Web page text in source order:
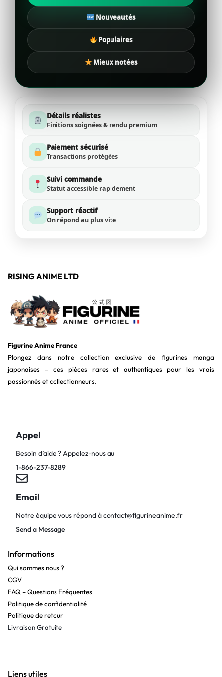
Nouveautés
Populaires
Mieux notées
Détails réalistes
Finitions soignées & rendu premium
Paiement sécurisé
Transactions protégées
Suivi commande
Statut accessible rapidement
Support réactif
On répond au plus vite
RISING ANIME LTD
Figurine Anime France
Plongez dans notre collection exclusive de figurines manga
japonaises – des pièces rares et authentiques pour les vrais
passionnés et collectionneurs.
Appel
Besoin d’aide ? Appelez-nous au
1-866-237-8289
Email
Notre équipe vous répond àcontact@figurineanime.fr
Send a Message
Informations
Qui sommes nous ?
CGV
FAQ – Questions Fréquentes
Politique de confidentialité
Politique de retour
Livraison Gratuite
Liens utiles